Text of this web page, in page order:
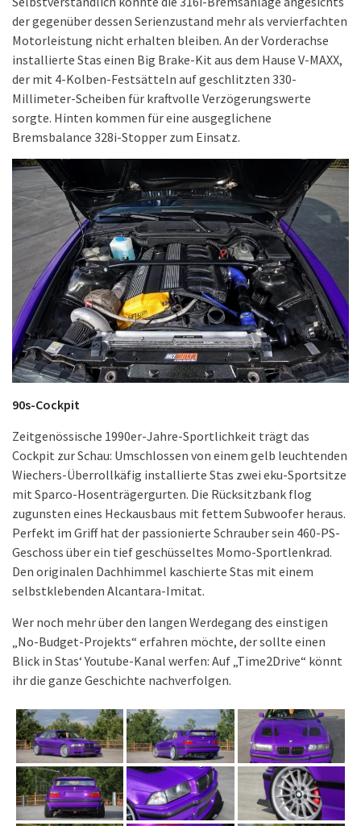
der gegenüber dessen Serienzustand mehr als vervierfachten
Motorleistung nicht erhalten bleiben. An der Vorderachse
installierte Stas einen Big Brake-Kit aus dem Hause V-MAXX,
der mit 4-Kolben-Festsätteln auf geschlitzten 330-
Millimeter-Scheiben für kraftvolle Verzögerungswerte
sorgte. Hinten kommen für eine ausgeglichene
Bremsbalance 328i-Stopper zum Einsatz.
90s-Cockpit
Zeitgenössische 1990er-Jahre-Sportlichkeit trägt das
Cockpit zur Schau: Umschlossen von einem gelb leuchtenden
Wiechers-Überrollkäfig installierte Stas zwei eku-Sportsitze
mit Sparco-Hosenträgergurten. Die Rücksitzbank flog
zugunsten eines Heckausbaus mit fettem Subwoofer heraus.
Perfekt im Griff hat der passionierte Schrauber sein 460-PS-
Geschoss über ein tief geschüsseltes Momo-Sportlenkrad.
Den originalen Dachhimmel kaschierte Stas mit einem
selbstklebenden Alcantara-Imitat.
Wer noch mehr über den langen Werdegang des einstigen
„No-Budget-Projekts“ erfahren möchte, der sollte einen
Blick in Stas‘ Youtube-Kanal werfen: Auf „Time2Drive“ könnt
ihr die ganze Geschichte nachverfolgen.